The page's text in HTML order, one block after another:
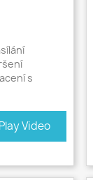
s
Play Video